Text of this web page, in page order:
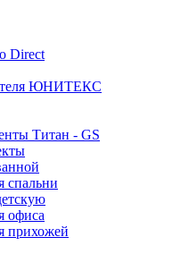
Direct
ЮНИТЕКС
Титан - GS
спальни
офиса
прихожей